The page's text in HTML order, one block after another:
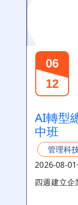
06
12
AI轉型
中班
管理科
2026-08-
四週建立